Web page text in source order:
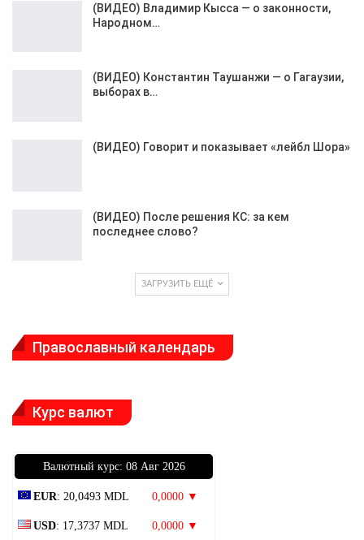
(ВИДЕО) Владимир Кысса — о законности,
Народном…
(ВИДЕО) Константин Таушанжи — о Гагаузии,
выборах в…
(ВИДЕО) Говорит и показывает «лейбл Шора»
(ВИДЕО) После решения КС: за кем
последнее слово?
ЗАГРУЗИТЬ ЕЩЁ
Православный календарь
Курс валют
Bалютный курс: 08 Авг 2026
EUR: 20,0493 MDL 0,0000 ▼
USD: 17,3737 MDL 0,0000 ▼